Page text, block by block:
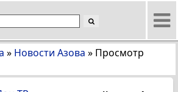
» Новости Азова » Просмотр